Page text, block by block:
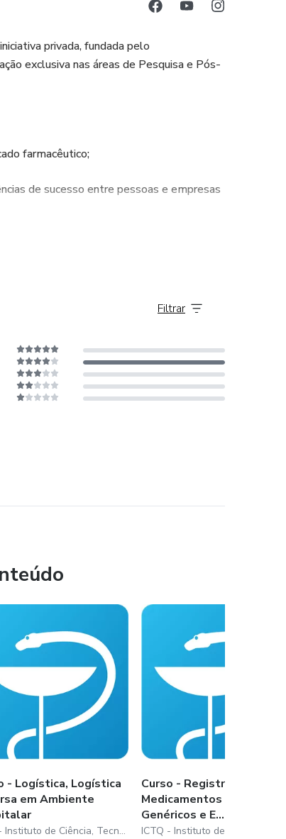
privada, fundada pelo
exclusiva nas áreas de Pesquisa e Pós-
farmacêutico;
de sucesso entre pessoas e empresas
Filtrar
- Logística, Logística
em Ambiente
ICTQ - Instituto de Ciência, Tecnologia e Qualidade
Curso - Registro de
Medicamentos 2: Similares,
Genéricos e E...